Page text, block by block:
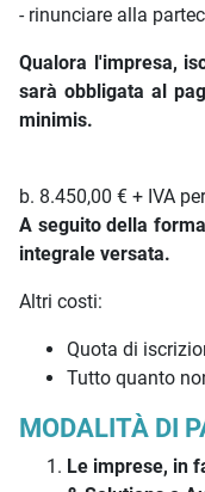
- rinunciare alla
Qualora l'impresa,
sarà obbligata al
minimis.
b. 8.450,00 € + IVA
A seguito della
integrale versata.
Altri costi:
Quota di
Tutto quanto
MODALITÀ DI
Le imprese, in